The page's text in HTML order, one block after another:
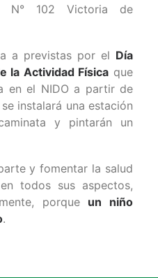
N° 102 Victoria de
a previstas por el Día
la Actividad Física que
en el NIDO a partir de
instalará una estación
y pintarán un
y fomentar la salud
todos sus aspectos,
porque un niño
.